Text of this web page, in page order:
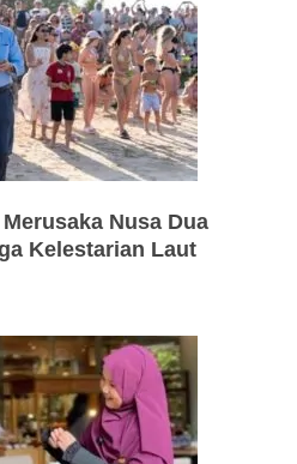
Nusa Dua
Kelestarian Laut